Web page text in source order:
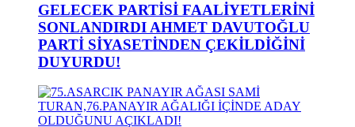
GELECEK PARTİSİ FAALİYETLERİNİ
SONLANDIRDI AHMET DAVUTOĞLU
PARTİ SİYASETİNDEN ÇEKİLDİĞİNİ
DUYURDU!